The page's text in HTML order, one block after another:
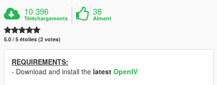
10 396
Téléchargements
38
Aiment
5.0 / 5 étoiles (2 votes)
REQUIREMENTS:
- Download and install the latest OpenIV